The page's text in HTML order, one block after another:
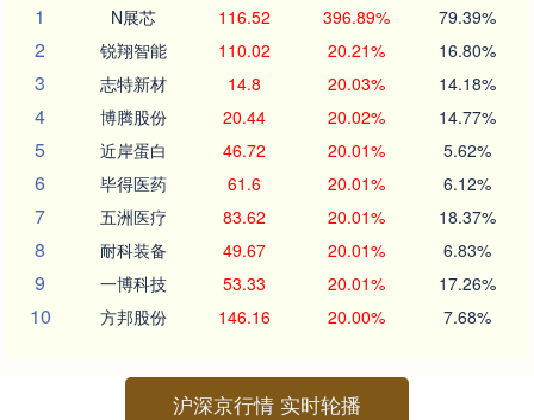
1
N展芯 116.52 396.89% 79.39%
2 锐翔智能 110.02 20.21% 16.80%
3 志特新材 14.8 20.03% 14.18%
4 博腾股份 20.44 20.02% 14.77%
5 近岸蛋白 46.72 20.01% 5.62%
6 毕得医药 61.6 20.01% 6.12%
7 五洲医疗 83.62 20.01% 18.37%
8 耐科装备 49.67 20.01% 6.83%
9 一博科技 53.33 20.01% 17.26%
10 方邦股份 146.16 20.00% 7.68%
沪深京行情 实时轮播